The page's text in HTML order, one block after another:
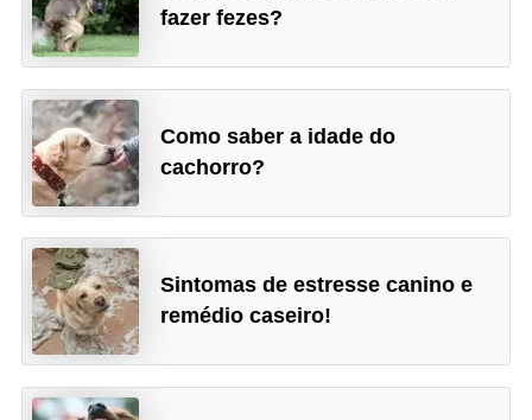
fazer fezes?
Como saber a idade do
cachorro?
Sintomas de estresse canino e
remédio caseiro!